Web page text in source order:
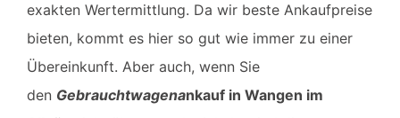
exakten Wertermittlung. Da wir beste Ankaufpreise
bieten, kommt es hier so gut wie immer zu einer
Übereinkunft. Aber auch, wenn Sie
den Gebrauchtwagenankauf in Wangen im